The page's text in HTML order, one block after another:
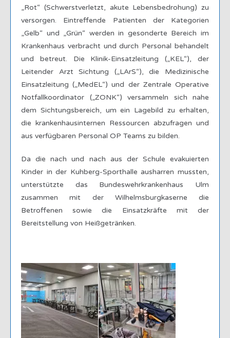
„Rot“ (Schwerstverletzt, akute Lebensbedrohung) zu
versorgen. Eintreffende Patienten der Kategorien
„Gelb“ und „Grün“ werden in gesonderte Bereich im
Krankenhaus verbracht und durch Personal behandelt
und betreut. Die Klinik-Einsatzleitung („KEL“), der
Leitender Arzt Sichtung („LArS“), die Medizinische
Einsatzleitung („MedEL“) und der Zentrale Operative
Notfallkoordinator („ZONK“) versammeln sich nahe
dem Sichtungsbereich, um ein Lagebild zu erhalten,
die krankenhausinternen Ressourcen abzufragen und
aus verfügbaren Personal OP Teams zu bilden.
Da die nach und nach aus der Schule evakuierten
Kinder in der Kuhberg-Sporthalle ausharren mussten,
unterstützte das Bundeswehrkrankenhaus Ulm
zusammen mit der Wilhelmsburgkaserne die
Betroffenen sowie die Einsatzkräfte mit der
Bereitstellung von Heißgetränken.